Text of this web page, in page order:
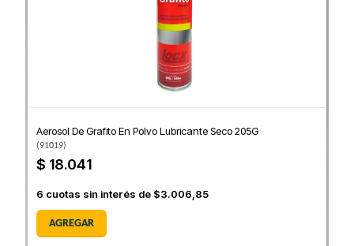
Aerosol De Grafito En Polvo Lubricante Seco 205G
(91019)
$ 18.041
6 cuotas sin interés de $3.006,85
AGREGAR